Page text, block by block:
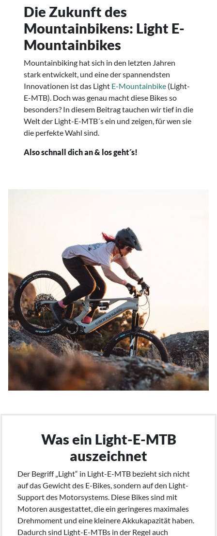
Die Zukunft des
Mountainbikens: Light E-
Mountainbikes
Mountainbiking hat sich in den letzten Jahren
stark entwickelt, und eine der spannendsten
Innovationen ist das Light E-Mountainbike (Light-
E-MTB). Doch was genau macht diese Bikes so
besonders? In diesem Beitrag tauchen wir tief in die
Welt der Light-E-MTB´s ein und zeigen, für wen sie
die perfekte Wahl sind.
Also schnall dich an & los geht´s!
Was ein Light-E-MTB
auszeichnet
Der Begriff „Light“ in Light-E-MTB bezieht sich nicht
auf das Gewicht des E-Bikes, sondern auf den Light-
Support des Motorsystems. Diese Bikes sind mit
Motoren ausgestattet, die ein geringeres maximales
Drehmoment und eine kleinere Akkukapazität haben.
Dadurch sind Light-E-MTBs in der Regel auch